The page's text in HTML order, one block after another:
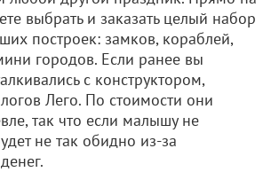
выбрать и заказать целый набор
построек: замков, кораблей,
городов. Если ранее вы
с конструктором,
Лего. По стоимости они
так что если малышу не
не так обидно из-за